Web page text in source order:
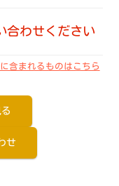
合わせください
含まれるものはこちら
せ